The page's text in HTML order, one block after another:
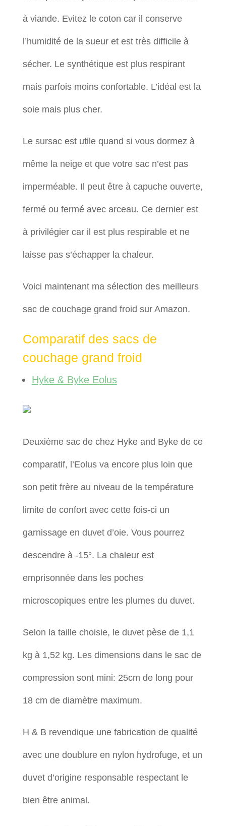
à viande. Evitez le coton car il conserve
l’humidité de la sueur et est très difficile à
sécher. Le synthétique est plus respirant
mais parfois moins confortable. L’idéal est la
soie mais plus cher.
Le sursac est utile quand si vous dormez à
même la neige et que votre sac n’est pas
imperméable. Il peut être à capuche ouverte,
fermé ou fermé avec arceau. Ce dernier est
à privilégier car il est plus respirable et ne
laisse pas s’échapper la chaleur.
Voici maintenant ma sélection des meilleurs
sac de couchage grand froid sur Amazon.
Comparatif des sacs de
couchage grand froid
Hyke & Byke Eolus
Deuxième sac de chez Hyke and Byke de ce
comparatif, l’Eolus va encore plus loin que
son petit frère au niveau de la température
limite de confort avec cette fois-ci un
garnissage en duvet d’oie. Vous pourrez
descendre à -15°. La chaleur est
emprisonnée dans les poches
microscopiques entre les plumes du duvet.
Selon la taille choisie, le duvet pèse de 1,1
kg à 1,52 kg. Les dimensions dans le sac de
compression sont mini: 25cm de long pour
18 cm de diamètre maximum.
H & B revendique une fabrication de qualité
avec une doublure en nylon hydrofuge, et un
duvet d’origine responsable respectant le
bien être animal.